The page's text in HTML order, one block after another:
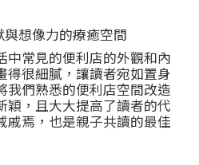
想像力的療癒空間
中常見的便利店的外觀和內
得很細膩，讓讀者宛如置身
我們熟悉的便利店空間改造
穎，且大大提高了讀者的代
戚焉，也是親子共讀的最佳